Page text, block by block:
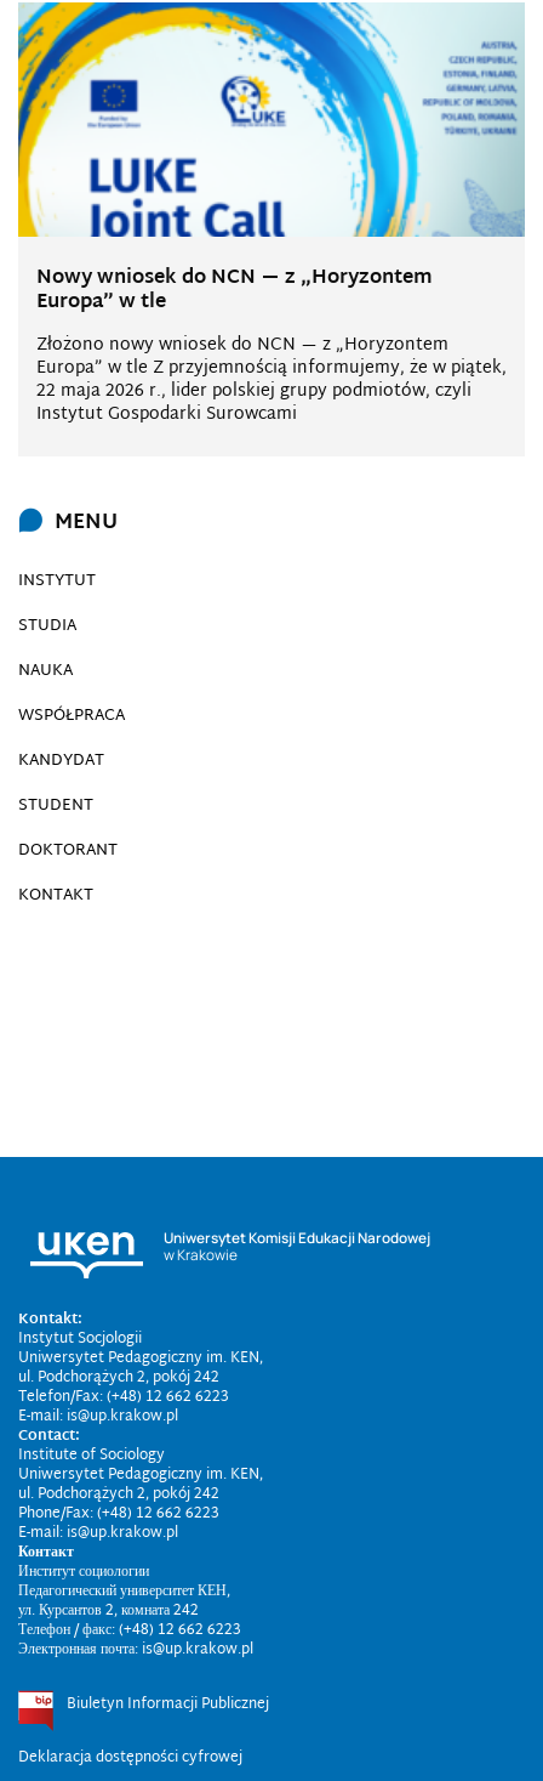
Nowy wniosek do NCN — z „Horyzontem
Europa” w tle
Złożono nowy wniosek do NCN — z „Horyzontem
Europa” w tle Z przyjemnością informujemy, że w piątek,
22 maja 2026 r., lider polskiej grupy podmiotów, czyli
Instytut Gospodarki Surowcami
MENU
INSTYTUT
STUDIA
NAUKA
WSPÓŁPRACA
KANDYDAT
STUDENT
DOKTORANT
KONTAKT
Uniwersytet Komisji Edukacji Narodowej
w Krakowie
Kontakt:
Instytut Socjologii
Uniwersytet Pedagogiczny im. KEN,
ul. Podchorążych 2, pokój 242
Telefon/Fax: (+48) 12 662 6223
E-mail: is@up.krakow.pl
Contact:
Institute of Sociology
Uniwersytet Pedagogiczny im. KEN,
ul. Podchorążych 2, pokój 242
Phone/Fax: (+48) 12 662 6223
E-mail: is@up.krakow.pl
Контакт
Институт социологии
Педагогический университет КЕН,
ул. Курсантов 2, комната 242
Телефон / факс: (+48) 12 662 6223
Электронная почта: is@up.krakow.pl
Biuletyn Informacji Publicznej
Deklaracja dostępności cyfrowej